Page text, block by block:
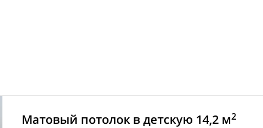
Матовый потолок в детскую 14,2 м2